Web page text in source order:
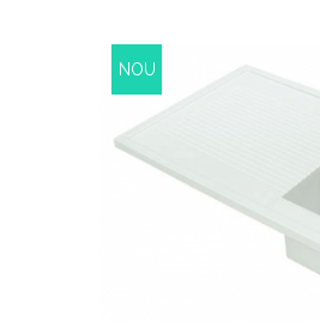
NOU